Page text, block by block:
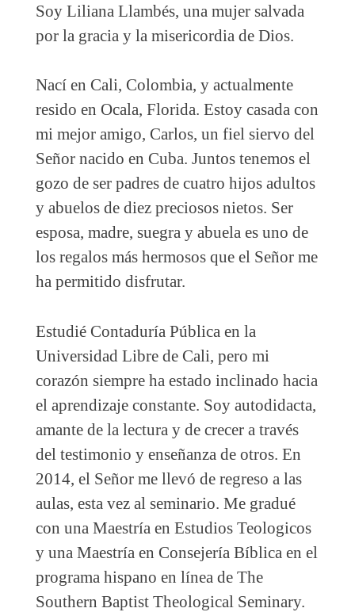
Soy Liliana Llambés, una mujer salvada
por la gracia y la misericordia de Dios.
Nací en Cali, Colombia, y actualmente
resido en Ocala, Florida. Estoy casada con
mi mejor amigo, Carlos, un fiel siervo del
Señor nacido en Cuba. Juntos tenemos el
gozo de ser padres de cuatro hijos adultos
y abuelos de diez preciosos nietos. Ser
esposa, madre, suegra y abuela es uno de
los regalos más hermosos que el Señor me
ha permitido disfrutar.
Estudié Contaduría Pública en la
Universidad Libre de Cali, pero mi
corazón siempre ha estado inclinado hacia
el aprendizaje constante. Soy autodidacta,
amante de la lectura y de crecer a través
del testimonio y enseñanza de otros. En
2014, el Señor me llevó de regreso a las
aulas, esta vez al seminario. Me gradué
con una Maestría en Estudios Teologicos
y una Maestría en Consejería Bíblica en el
programa hispano en línea de The
Southern Baptist Theological Seminary.